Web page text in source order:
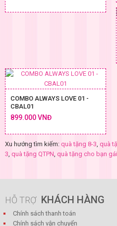
COMBO ALWAYS LOVE 01 -
CBAL01
899.000 VNĐ
Xu hướng tìm kiếm: quà tặng 8-3 quà
3 quà tặng QTPN quà tặng cho bạn gái
HỖ TRỢ KHÁCH HÀNG
Chính sách thanh toán
Chính sách vận chuyển